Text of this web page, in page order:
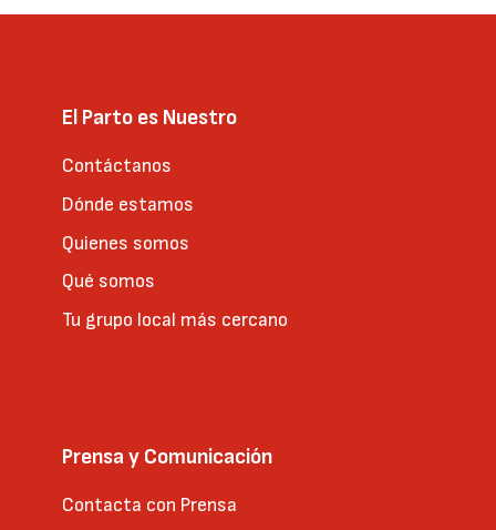
El Parto es Nuestro
Contáctanos
Dónde estamos
Quienes somos
Qué somos
Tu grupo local más cercano
Prensa y Comunicación
Contacta con Prensa